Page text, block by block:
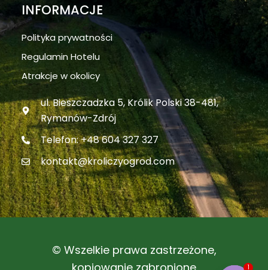
INFORMACJE
Polityka prywatności
Regulamin Hotelu
Atrakcje w okolicy
ul. Bieszczadzka 5, Królik Polski 38-481,
Rymanów-Zdrój
Telefon: +48 604 327 327
kontakt@kroliczyogrod.com
© Wszelkie prawa zastrzeżone,
1